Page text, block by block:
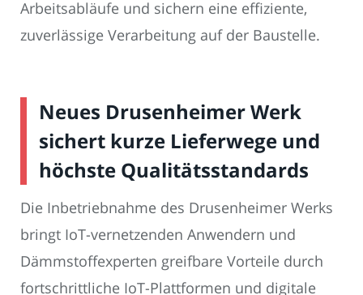
Arbeitsabläufe und sichern eine effiziente,
zuverlässige Verarbeitung auf der Baustelle.
Neues Drusenheimer Werk
sichert kurze Lieferwege und
höchste Qualitätsstandards
Die Inbetriebnahme des Drusenheimer Werks
bringt IoT-vernetzenden Anwendern und
Dämmstoffexperten greifbare Vorteile durch
fortschrittliche IoT-Plattformen und digitale